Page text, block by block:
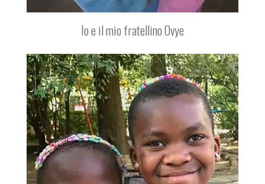
Io e il mio fratellino Ovye